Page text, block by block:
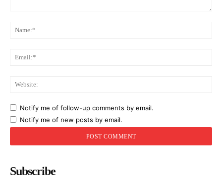
Notify me of follow-up comments by email.
Notify me of new posts by email.
Subscribe